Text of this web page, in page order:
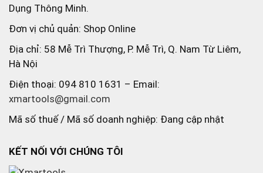
Dụng Thông Minh.
Đơn vị chủ quản: Shop Online
Địa chỉ: 58 Mễ Trì Thượng, P. Mễ Trì, Q. Nam Từ Liêm,
Hà Nội
Điện thoại: 094 810 1631 – Email:
xmartools@gmail.com
Mã số thuế / Mã số doanh nghiệp: Đang cập nhật
KẾT NỐI VỚI CHÚNG TÔI